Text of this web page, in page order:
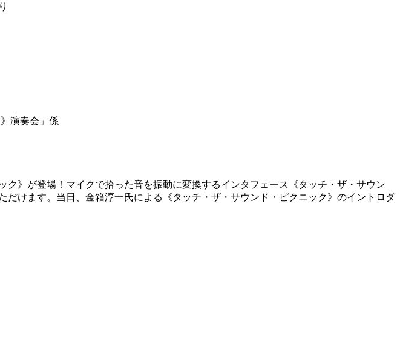
演奏会」係
》が登場！マイクで拾った音を振動に変換するインタフェース《タッチ・ザ・サウン
けます。当日、金箱淳一氏による《タッチ・ザ・サウンド・ピクニック》のイントロダ